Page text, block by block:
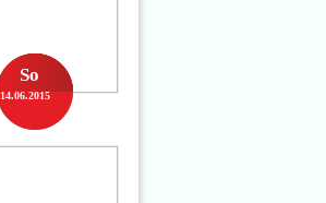
So
14.06.2015